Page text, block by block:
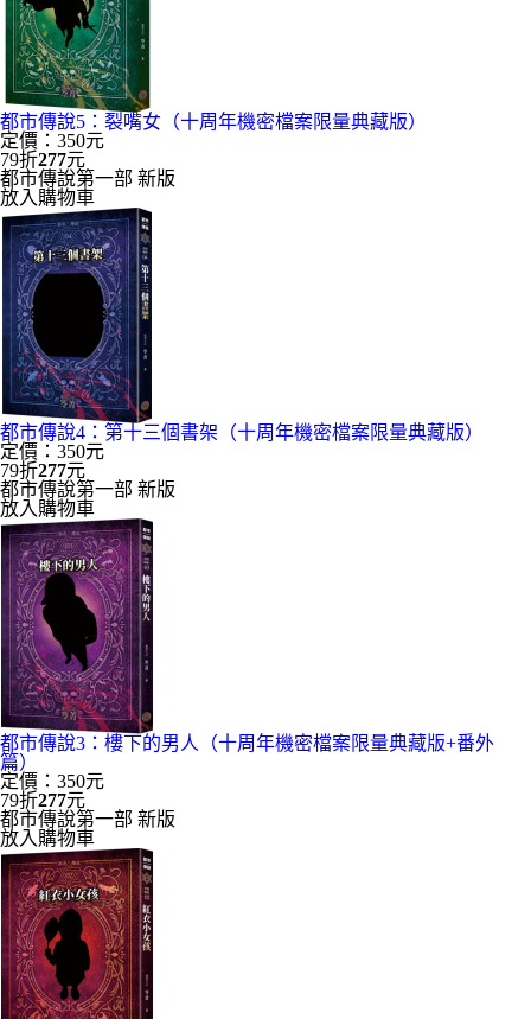
都市傳說5：裂嘴女（十周年機密檔案限量典藏版）
定價：350元
79折277元
都市傳說第一部 新版
放入購物車
都市傳說4：第十三個書架（十周年機密檔案限量典藏版）
定價：350元
79折277元
都市傳說第一部 新版
放入購物車
都市傳說3：樓下的男人（十周年機密檔案限量典藏版+番外
篇）
定價：350元
79折277元
都市傳說第一部 新版
放入購物車